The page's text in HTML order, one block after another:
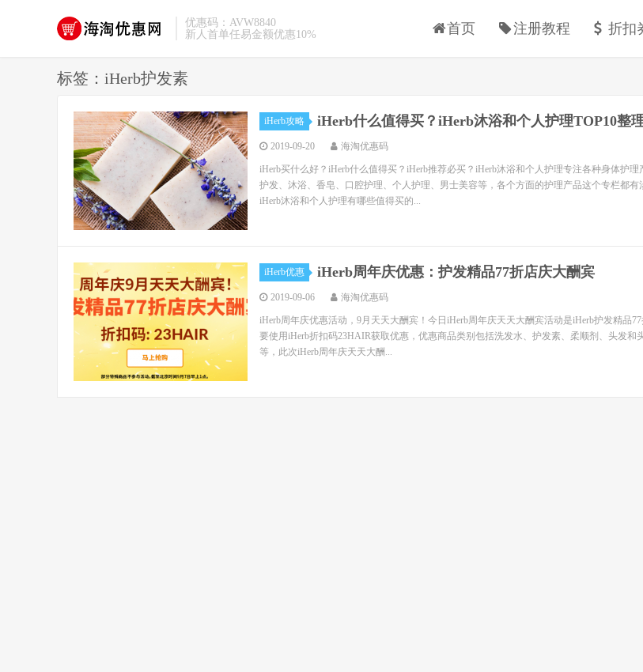
优惠码：AVW8840
新人首单任易金额优惠10%
首页 注册教程 折扣
标签：iHerb护发素
iHerb攻略 iHerb什么值得买？iHerb沐浴和个人护理TOP10整
2019-09-20 海淘优惠码
iHerb买什么好？iHerb什么值得买？iHerb推荐必买？iHerb沐浴和个人护理专注各种身体护理
护发、沐浴、香皂、口腔护理、个人护理、男士美容等，各个方面的护理产品这个专栏都有
iHerb沐浴和个人护理有哪些值得买的...
iHerb优惠 iHerb周年庆优惠：护发精品77折店庆大酬宾
2019-09-06 海淘优惠码
iHerb周年庆优惠活动，9月天天大酬宾！今日iHerb周年庆天天大酬宾活动是iHerb护发精品
要使用iHerb折扣码23HAIR获取优惠，优惠商品类别包括洗发水、护发素、柔顺剂、头发和
等，此次iHerb周年庆天天大酬...